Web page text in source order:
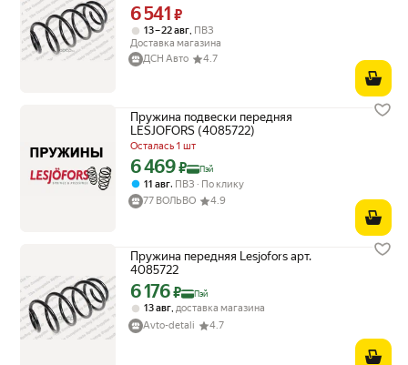
Цена 6541 ₽ вместо
6 541 ₽
13 – 22 авг ПВЗ
Доставка магазина
ДСН Авто
4.7
Пружина подвески передняя
LESJOFORS (4085722)
Осталась 1 шт
Цена с картой Яндекс Пэй 6469 ₽ вместо
6 469₽ Пэй
11 авг, ПВЗ
По клику
77 ВОЛЬВО
4.9
Пружина передняя Lesjofors арт.
4085722
Цена с картой Яндекс Пэй 6176 ₽ вместо
6 176₽ Пэй
13 авг, доставка магазина
Avto-detali
4.7